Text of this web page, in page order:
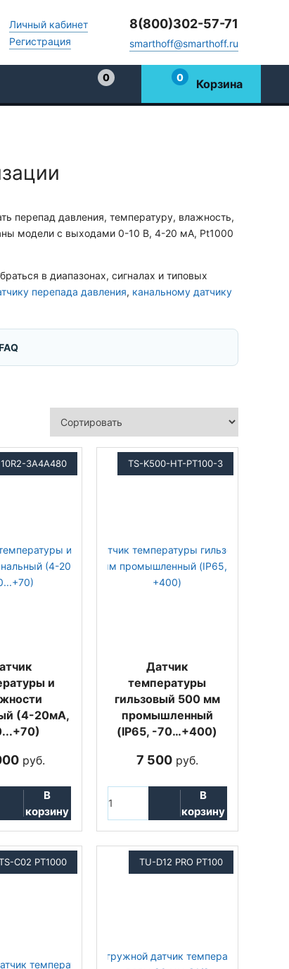
Личный кабинет
Регистрация
8(800)302-57-71
smarthoff@smarthoff.ru
0
0 Корзина
перепад давления, температуру, влажность,
модели с выходами 0-10 В, 4-20 мА, Pt1000
в диапазонах, сигналах и типовых
перепада давления, канальному датчику
3A4A480
и
(4-20мА,
руб.
В
корзину
TS-K500-HT-PT100-3
Датчик
температуры
гильзовый 500 мм
промышленный
(IP65, -70…+400)
7 500руб.
В
корзину
C02 PT1000 TU-D12 PRO PT100